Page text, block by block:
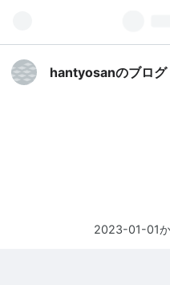
hantyosanのブログ
2023-01-01か